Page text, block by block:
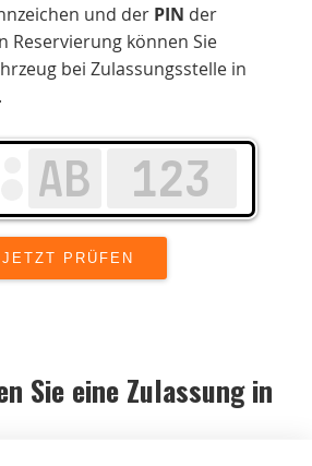
und der PIN der
Reservierung können Sie
bei Zulassungsstelle in
Sie eine Zulassung in